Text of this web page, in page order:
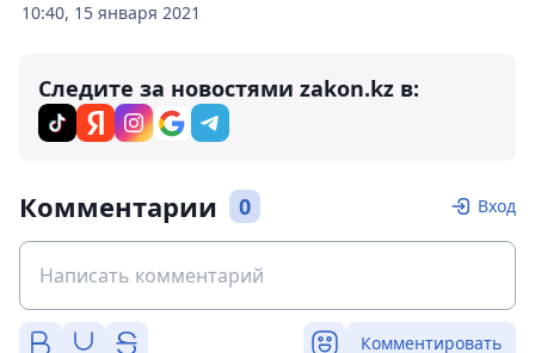
10:40, 15 января 2021
Следите за новостями zakon.kz в:
Комментарии 0 Вход
Комментировать